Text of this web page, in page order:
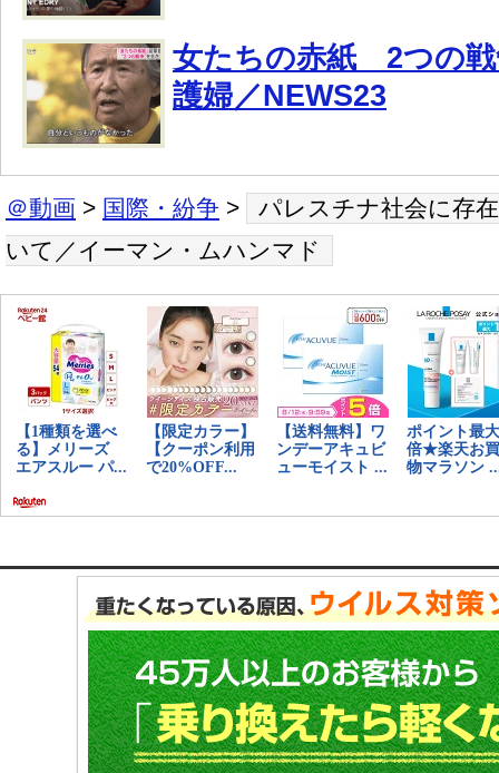
女たちの赤紙 2つの戦
護婦／NEWS23
＠動画 > 国際・紛争 >
パレスチナ社会に存
いて／イーマン・ムハンマド